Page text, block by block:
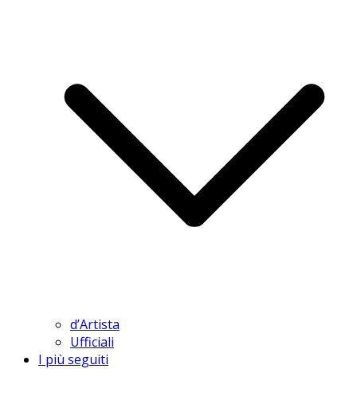
d’Artista
Ufficiali
I più seguiti